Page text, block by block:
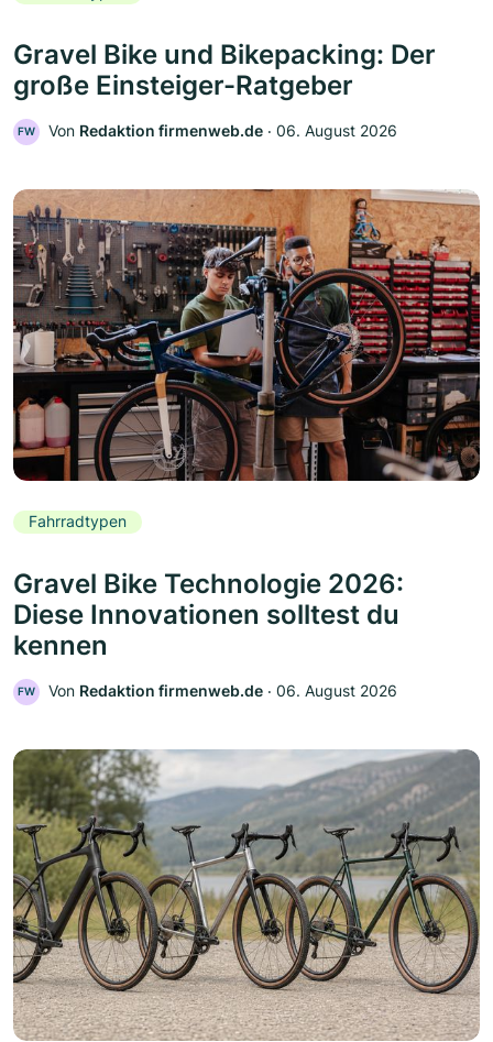
Gravel Bike und Bikepacking: Der
große Einsteiger-Ratgeber
FW Von Redaktion firmenweb.de ‧ 06. August 2026
Fahrradtypen
Gravel Bike Technologie 2026:
Diese Innovationen solltest du
kennen
FW Von Redaktion firmenweb.de ‧ 06. August 2026